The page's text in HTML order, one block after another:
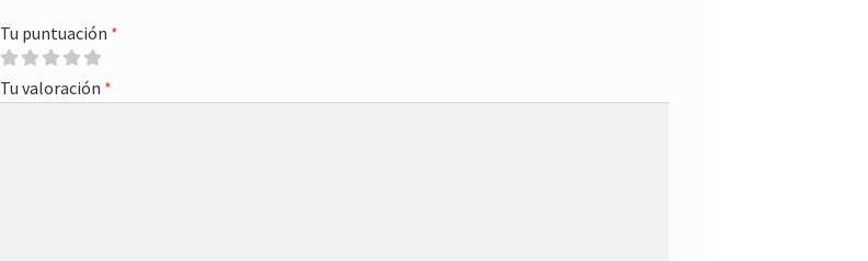
Tu puntuación *
Tu valoración *